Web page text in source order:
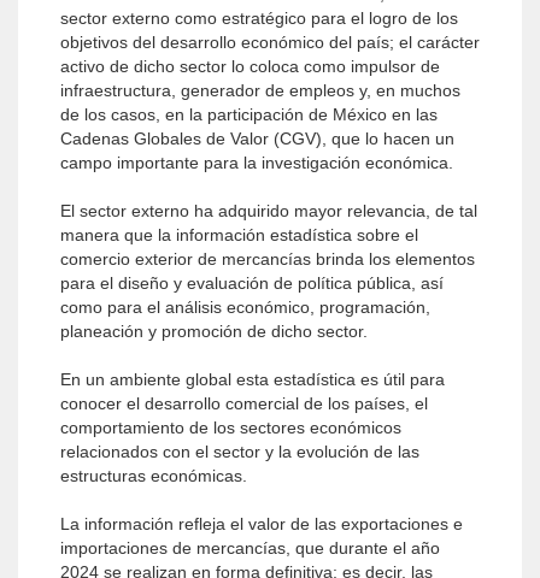
sector externo como estratégico para el logro de los
objetivos del desarrollo económico del país; el carácter
activo de dicho sector lo coloca como impulsor de
infraestructura, generador de empleos y, en muchos
de los casos, en la participación de México en las
Cadenas Globales de Valor (CGV), que lo hacen un
campo importante para la investigación económica.
El sector externo ha adquirido mayor relevancia, de tal
manera que la información estadística sobre el
comercio exterior de mercancías brinda los elementos
para el diseño y evaluación de política pública, así
como para el análisis económico, programación,
planeación y promoción de dicho sector.
En un ambiente global esta estadística es útil para
conocer el desarrollo comercial de los países, el
comportamiento de los sectores económicos
relacionados con el sector y la evolución de las
estructuras económicas.
La información refleja el valor de las exportaciones e
importaciones de mercancías, que durante el año
2024 se realizan en forma definitiva; es decir, las